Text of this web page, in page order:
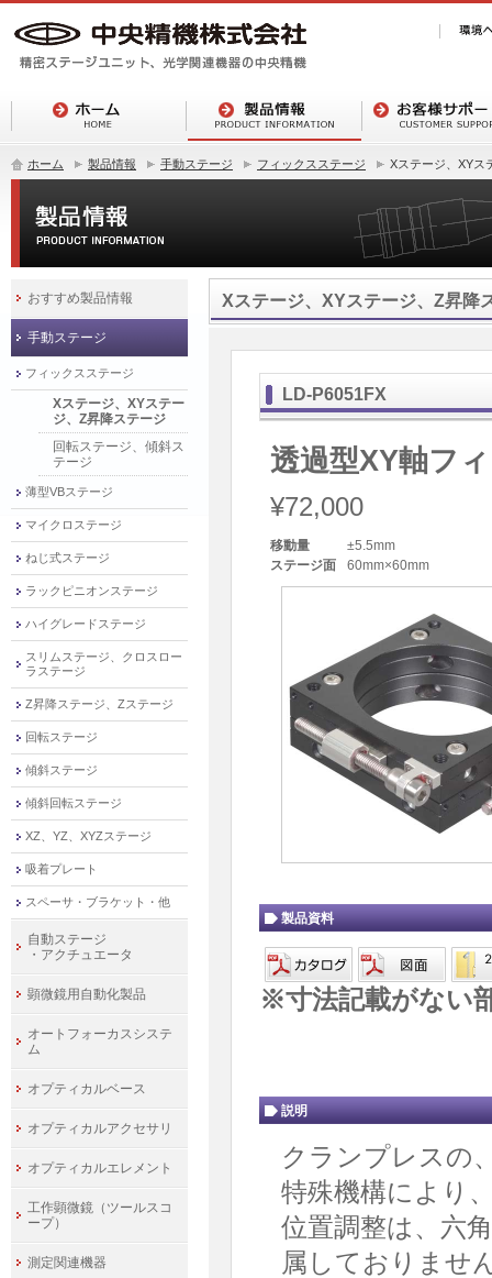
ホーム 製品情報 手動ステージ フィックスステージ Xステージ、XYス
Xステージ、XYステージ、Z昇降
LD-P6051FX
透過型XY軸フ
¥72,000
移動量
±5.5mm
ステージ面
60mm×60mm
製品資料
※寸法記載がない
説明
クランプレスの
特殊機構により
位置調整は、六
属しておりませ
おすすめ製品情報
手動ステージ
フィックスステージ
Xステージ、XYステー
ジ、Z昇降ステージ
回転ステージ、傾斜ス
テージ
薄型VBステージ
マイクロステージ
ねじ式ステージ
ラックピニオンステージ
ハイグレードステージ
スリムステージ、クロスロー
ラステージ
Z昇降ステージ、Zステージ
回転ステージ
傾斜ステージ
傾斜回転ステージ
XZ、YZ、XYZステージ
吸着プレート
スペーサ・ブラケット・他
自動ステージ
・アクチュエータ
顕微鏡用自動化製品
オートフォーカスシステ
ム
オプティカルベース
オプティカルアクセサリ
オプティカルエレメント
工作顕微鏡（ツールスコ
ープ）
測定関連機器